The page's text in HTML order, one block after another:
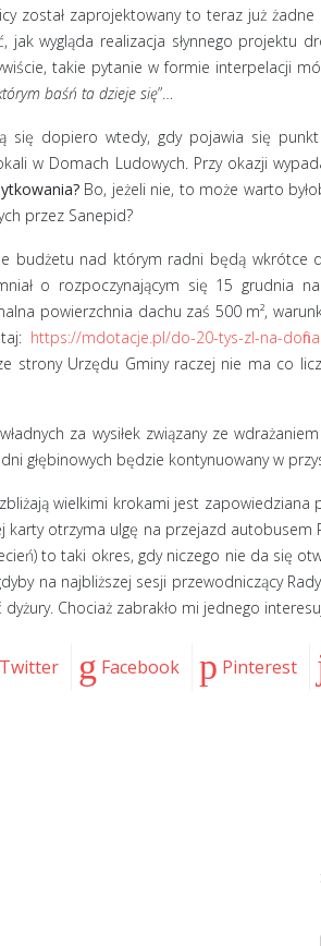
został zaprojektowany to teraz już
wygląda realizacja słynnego projektu
takie pytanie w formie interpelacji
baśń ta dzieje się”…
się dopiero wtedy, gdy pojawia się
w Domach Ludowych. Przy okazji
Bo, jeżeli nie, to może warto
przez Sanepid?
budżetu nad którym radni będą wkrótce
o rozpoczynającym się 15
powierzchnia dachu zaś 500 m²,
https://mdotacje.pl/do-20-tys-zl-na-
strony Urzędu Gminy raczej nie ma co
za wysiłek związany ze
głębinowych będzie kontynuowany w
wielkimi krokami jest zapowiedziana
otrzyma ulgę na przejazd
to taki okres, gdy niczego nie da się
na najbliższej sesji przewodniczący
Chociaż zabrakło mi jednego
Twitter Facebook Pinterest